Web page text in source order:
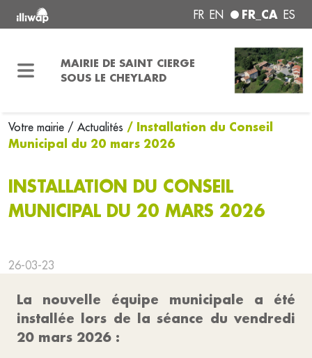
FR EN FR_CA ES
MAIRIE DE SAINT CIERGE
SOUS LE CHEYLARD
Votre mairie / Actualités / Installation du Conseil
Municipal du 20 mars 2026
INSTALLATION DU CONSEIL
MUNICIPAL DU 20 MARS 2026
26-03-23
La nouvelle équipe municipale a été
installée lors de la séance du vendredi
20 mars 2026 :